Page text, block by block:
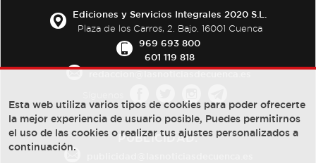
Ediciones y Servicios Integrales 2020 S.L.
Plaza de los Carros, 2. Bajo. 16001 Cuenca
969 693 800
601 119 818
PUBLICIDAD:
Esta web utiliza varios tipos de cookies para poder ofrecerte
la mejor experiencia de usuario posible, Puedes permitirnos
el uso de las cookies o realizar tus ajustes personalizados a
continuación.